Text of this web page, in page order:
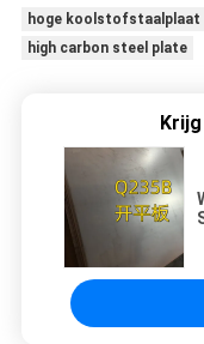
hoge koolstofstaalplaat
high carbon steel plate